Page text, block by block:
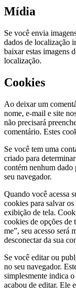
Mídia
Se você envia
dados de localização
baixar estas imagens
localização.
Cookies
Ao deixar um
nome, e-mail e site
não precisará
comentário. Estes
Se você tem uma
criado para
contém nenhum dado
seu navegador.
Quando você acessa
cookies para salvar os
exibição de tela.
cookies de opções de
me”, seu acesso será
desconectar da sua
Se você editar ou
no seu navegador.
simplesmente indica
acabou de editar. Ele